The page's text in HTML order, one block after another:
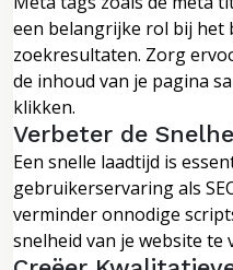
een belangrijke rol bij het
zoekresultaten. Zorg
de inhoud van je pagina
klikken.
Verbeter de
Een snelle laadtijd is
gebruikerservaring als
verminder onnodige
snelheid van je website te